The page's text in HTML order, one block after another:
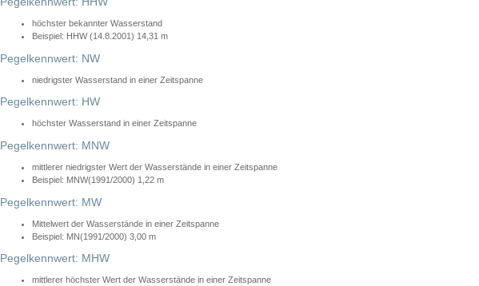
höchster bekannter Wasserstand
Beispiel: HHW (14.8.2001) 14,31 m
Pegelkennwert: NW
niedrigster Wasserstand in einer Zeitspanne
Pegelkennwert: HW
höchster Wasserstand in einer Zeitspanne
Pegelkennwert: MNW
mittlerer niedrigster Wert der Wasserstände in einer Zeitspanne
Beispiel: MNW(1991/2000) 1,22 m
Pegelkennwert: MW
Mittelwert der Wasserstände in einer Zeitspanne
Beispiel: MN(1991/2000) 3,00 m
Pegelkennwert: MHW
mittlerer höchster Wert der Wasserstände in einer Zeitspanne